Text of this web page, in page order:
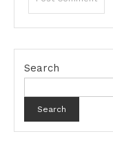
Search
Search